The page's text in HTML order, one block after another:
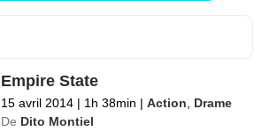
Empire State
15 avril 2014 | 1h 38min | Action
Drame
De Dito Montiel